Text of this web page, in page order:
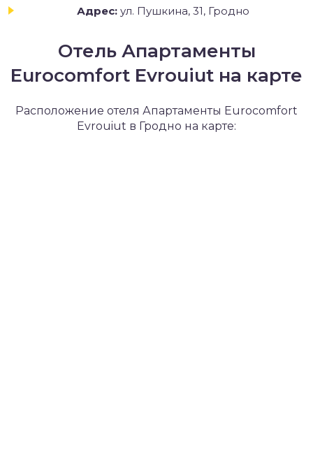
Адрес: ул. Пушкина, 31, Гродно
Отель Апартаменты
Eurocomfort Evrouiut на карте
Расположение отеля Апартаменты Eurocomfort
Evrouiut в Гродно на карте: